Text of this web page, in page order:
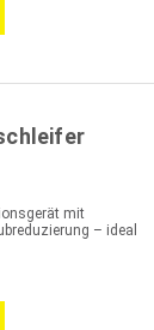
mit
– ideal